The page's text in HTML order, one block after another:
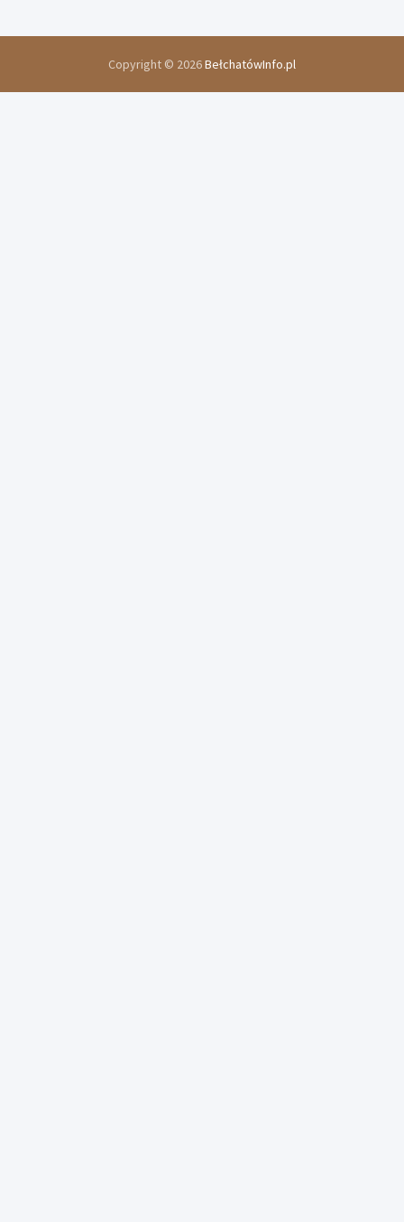
Copyright © 2026BełchatówInfo.pl